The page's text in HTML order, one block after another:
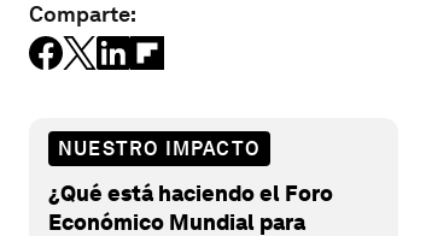
Comparte:
NUESTRO IMPACTO
¿Qué está haciendo el Foro
Económico Mundial para